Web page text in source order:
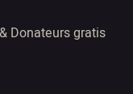
Donateurs gratis